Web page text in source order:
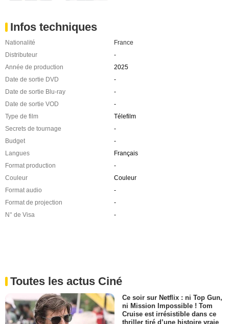
Infos techniques
Nationalité
France
Distributeur
-
Année de production
2025
Date de sortie DVD
-
Date de sortie Blu-ray
-
Date de sortie VOD
-
Type de film
Télefilm
Secrets de tournage
-
Budget
-
Langues
Français
Format production
-
Couleur
Couleur
Format audio
-
Format de projection
-
N° de Visa
-
Toutes les actus Ciné
Ce soir sur Netflix : ni Top Gun,
ni Mission Impossible ! Tom
Cruise est irrésistible dans ce
thriller tiré d’une histoire vraie